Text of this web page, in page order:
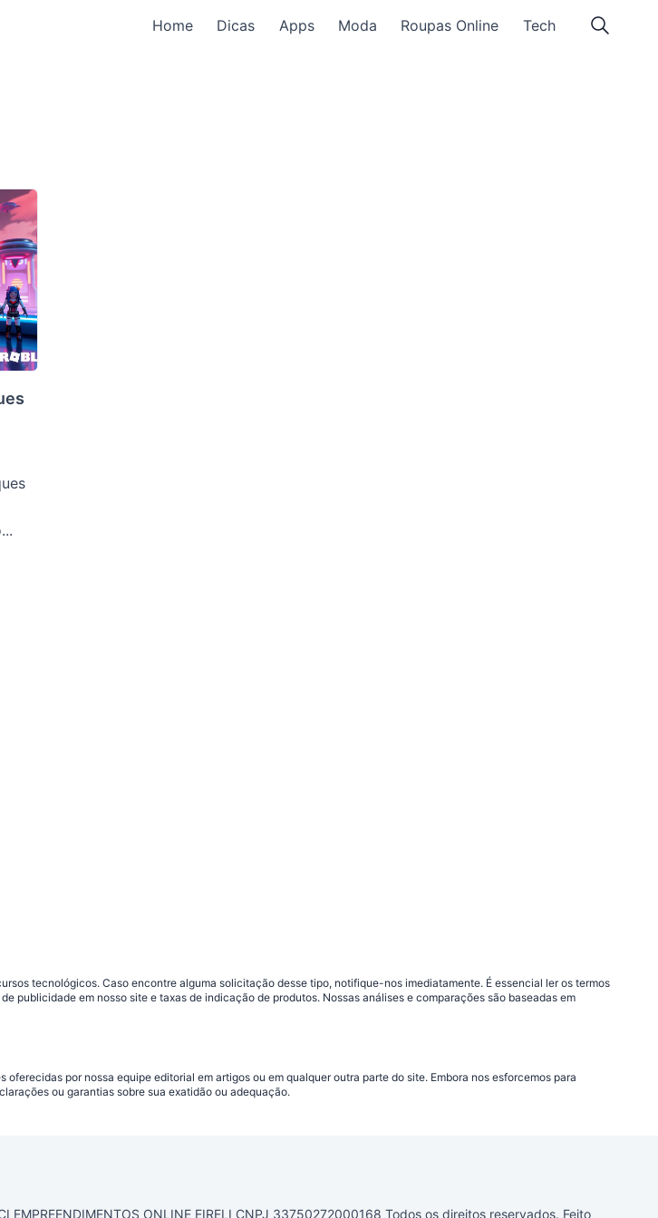
Home Dicas Apps Moda Roupas Online Tech
tecnológicos. Caso encontre alguma solicitação desse tipo, notifique-nos imediatamente. É essencial ler os termos
em nosso site e taxas de indicação de produtos. Nossas análises e comparações são baseadas em
por nossa equipe editorial em artigos ou em qualquer outra parte do site. Embora nos esforcemos para
ou garantias sobre sua exatidão ou adequação.
EMPREENDIMENTOS ONLINE EIRELI CNPJ 33750272000168 Todos os direitos reservados. Feito